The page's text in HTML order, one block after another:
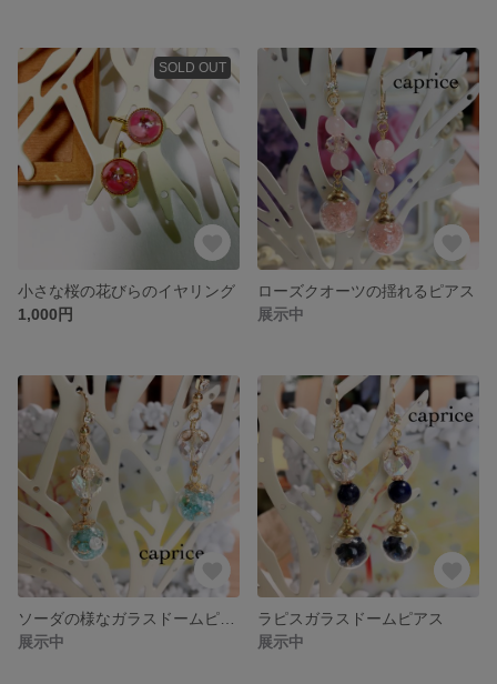
SOLD OUT
小さな桜の花びらのイヤリング
1,000円
ローズクオーツの揺れるピアス
展示中
展示中
ラピスガラスドームピアス
展示中